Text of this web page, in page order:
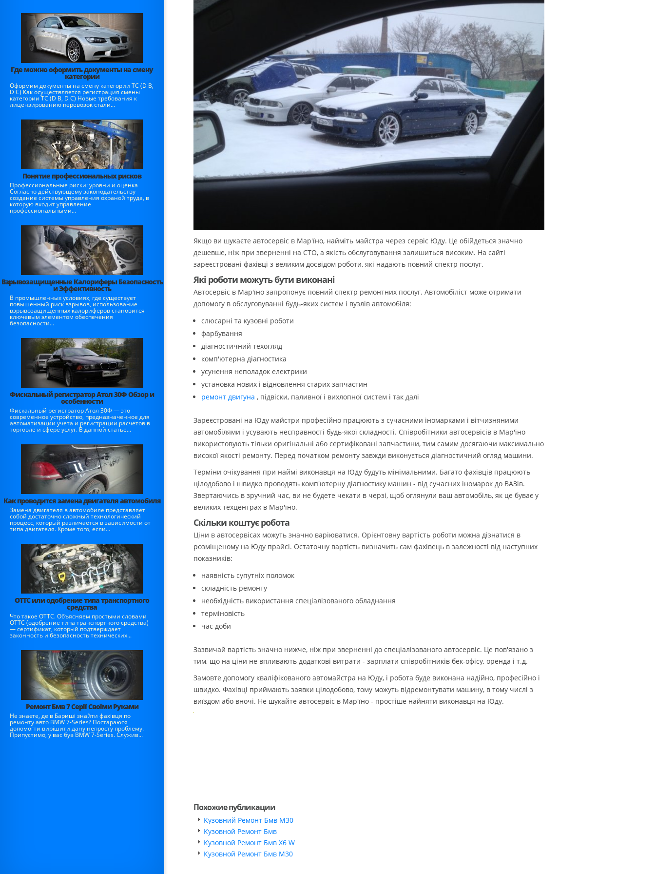
Где можно оформить документы на смену
категории
Оформим документы на смену категории ТС (D B,
D C) Как осуществляется регистрация смены
категории ТС (D B, D C) Новые требования к
лицензированию перевозок стали...
Понятие профессиональных рисков
Профессиональные риски: уровни и оценка
Согласно действующему законодательству
создание системы управления охраной труда, в
которую входит управление
профессиональными...
Взрывозащищенные Калориферы Безопасность
и Эффективность
В промышленных условиях, где существует
повышенный риск взрывов, использование
взрывозащищенных калориферов становится
ключевым элементом обеспечения
безопасности...
Фискальный регистратор Атол 30Ф Обзор и
особенности
Фискальный регистратор Атол 30Ф — это
современное устройство, предназначенное для
автоматизации учета и регистрации расчетов в
торговле и сфере услуг. В данной статье...
Как проводится замена двигателя автомобиля
Замена двигателя в автомобиле представляет
собой достаточно сложный технологический
процесс, который различается в зависимости от
типа двигателя. Кроме того, если...
ОТТС или одобрение типа транспортного
средства
Что такое ОТТС. Объясняем простыми словами
ОТТС (одобрение типа транспортного средства)
— сертификат, который подтверждает
законность и безопасность технических...
Ремонт Бмв 7 Серії Своїми Руками
Не знаєте, де в Бариші знайти фахівця по
ремонту авто BMW 7-Series? Постараюся
допомогти вирішити дану непросту проблему.
Припустимо, у вас був BMW 7-Series. Служив...
Якщо ви шукаєте автосервіс в Мар'їно, найміть майстра через сервіс Юду. Це обійдеться значно
дешевше, ніж при зверненні на СТО, а якість обслуговування залишиться високим. На сайті
зареєстровані фахівці з великим досвідом роботи, які надають повний спектр послуг.
Які роботи можуть бути виконані
Автосервіс в Мар'їно запропонує повний спектр ремонтних послуг. Автомобіліст може отримати
допомогу в обслуговуванні будь-яких систем і вузлів автомобіля:
слюсарні та кузовні роботи
фарбування
діагностичний техогляд
комп'ютерна діагностика
усунення неполадок електрики
установка нових і відновлення старих запчастин
ремонт двигуна , підвіски, паливної і вихлопної систем і так далі
Зареєстровані на Юду майстри професійно працюють з сучасними іномарками і вітчизняними
автомобілями і усувають несправності будь-якої складності. Співробітники автосервісів в Мар'їно
використовують тільки оригінальні або сертифіковані запчастини, тим самим досягаючи максимально
високої якості ремонту. Перед початком ремонту завжди виконується діагностичний огляд машини.
Терміни очікування при наймі виконавця на Юду будуть мінімальними. Багато фахівців працюють
цілодобово і швидко проводять комп'ютерну діагностику машин - від сучасних іномарок до ВАЗів.
Звертаючись в зручний час, ви не будете чекати в черзі, щоб оглянули ваш автомобіль, як це буває у
великих техцентрах в Мар'їно.
Скільки коштує робота
Ціни в автосервісах можуть значно варіюватися. Орієнтовну вартість роботи можна дізнатися в
розміщеному на Юду прайсі. Остаточну вартість визначить сам фахівець в залежності від наступних
показників:
наявність супутніх поломок
складність ремонту
необхідність використання спеціалізованого обладнання
терміновість
час доби
Зазвичай вартість значно нижче, ніж при зверненні до спеціалізованого автосервіс. Це пов'язано з
тим, що на ціни не впливають додаткові витрати - зарплати співробітників бек-офісу, оренда і т.д.
Замовте допомогу кваліфікованого автомайстра на Юду, і робота буде виконана надійно, професійно і
швидко. Фахівці приймають заявки цілодобово, тому можуть відремонтувати машину, в тому числі з
виїздом або вночі. Не шукайте автосервіс в Мар'їно - простіше найняти виконавця на Юду.
Похожие публикации
Кузовний Ремонт Бмв М30
Кузовной Ремонт Бмв
Кузовной Ремонт Бмв Х6 W
Кузовной Ремонт Бмв М30